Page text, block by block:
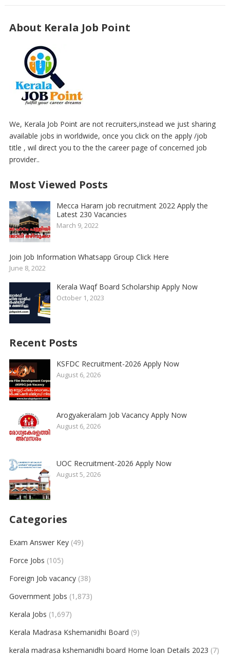
About Kerala Job Point
We, Kerala Job Point are not recruiters,instead we just sharing
available jobs in worldwide, once you click on the apply /job
title , wil direct you to the the career page of concerned job
provider..
Most Viewed Posts
Mecca Haram job recruitment 2022 Apply the
Latest 230 Vacancies
March 9, 2022
Join Job Information Whatsapp Group Click Here
June 8, 2022
Kerala Waqf Board Scholarship Apply Now
October 1, 2023
Recent Posts
KSFDC Recruitment-2026 Apply Now
August 6, 2026
Arogyakeralam Job Vacancy Apply Now
August 6, 2026
UOC Recruitment-2026 Apply Now
August 5, 2026
Categories
Exam Answer Key(49)
Force Jobs (105)
Foreign Job vacancy(38)
Government Jobs (1,873)
Kerala Jobs (1,697)
Kerala Madrasa Kshemanidhi Board (9)
kerala madrasa kshemanidhi board Home loan Details 2023 (7)